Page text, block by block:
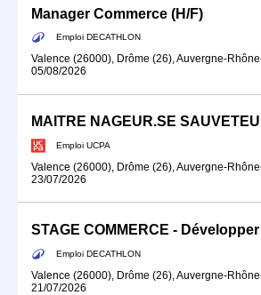
Manager Commerce (H/F)
Emploi DECATHLON
Valence (26000), Drôme (26), Auvergne-
05/08/2026
MAITRE NAGEUR.SE
Emploi UCPA
Valence (26000), Drôme (26), Auvergne-
23/07/2026
Emploi DECATHLON
Valence (26000), Drôme (26), Auvergne-
21/07/2026